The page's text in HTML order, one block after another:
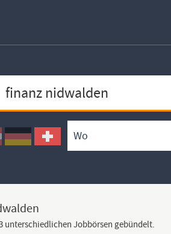
unterschiedlichen Jobbörsen gebündelt.